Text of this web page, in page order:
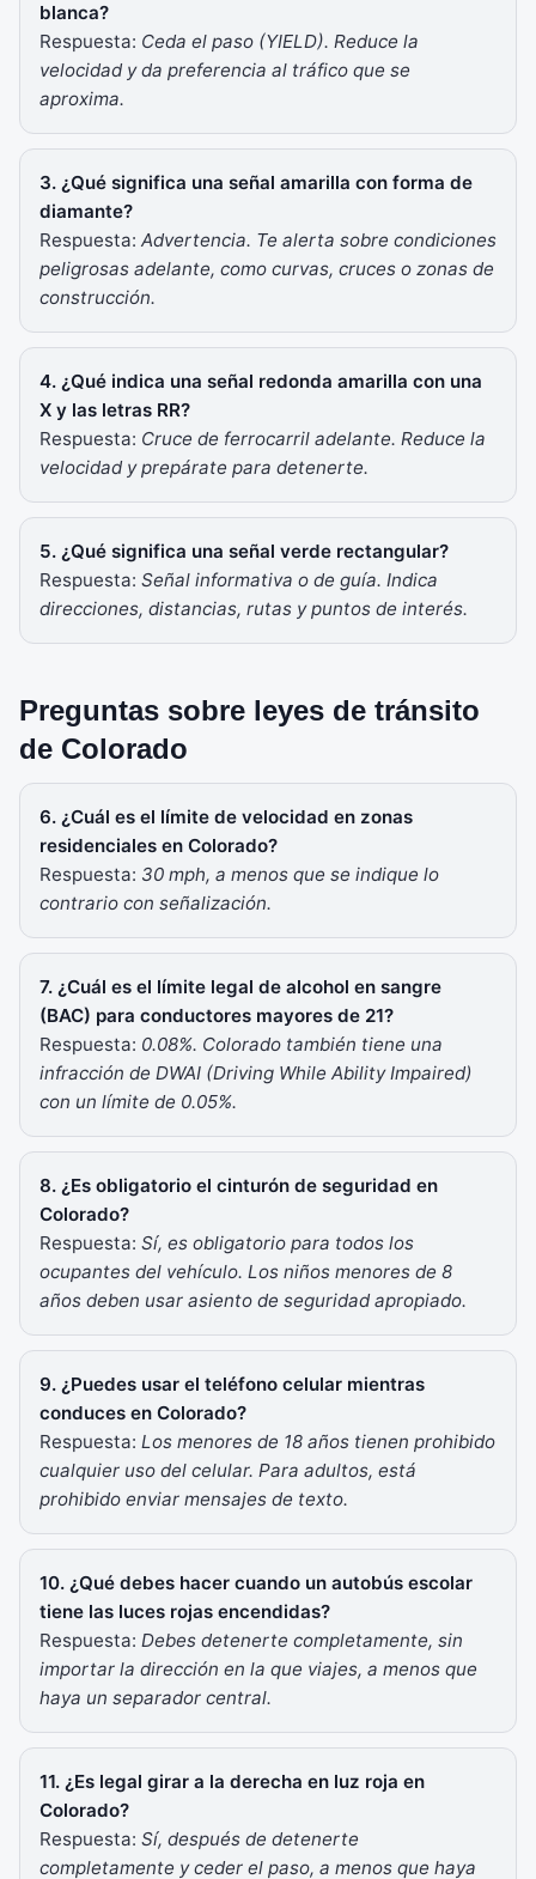
blanca?
Respuesta: Ceda el paso (YIELD). Reduce la
velocidad y da preferencia al tráfico que se
aproxima.
3. ¿Qué significa una señal amarilla con forma de
diamante?
Respuesta: Advertencia. Te alerta sobre condiciones
peligrosas adelante, como curvas, cruces o zonas de
construcción.
4. ¿Qué indica una señal redonda amarilla con una
X y las letras RR?
Respuesta: Cruce de ferrocarril adelante. Reduce la
velocidad y prepárate para detenerte.
5. ¿Qué significa una señal verde rectangular?
Respuesta: Señal informativa o de guía. Indica
direcciones, distancias, rutas y puntos de interés.
Preguntas sobre leyes de tránsito
de Colorado
6. ¿Cuál es el límite de velocidad en zonas
residenciales en Colorado?
Respuesta: 30 mph, a menos que se indique lo
contrario con señalización.
7. ¿Cuál es el límite legal de alcohol en sangre
(BAC) para conductores mayores de 21?
Respuesta: 0.08%. Colorado también tiene una
infracción de DWAI (Driving While Ability Impaired)
con un límite de 0.05%.
8. ¿Es obligatorio el cinturón de seguridad en
Colorado?
Respuesta: Sí, es obligatorio para todos los
ocupantes del vehículo. Los niños menores de 8
años deben usar asiento de seguridad apropiado.
9. ¿Puedes usar el teléfono celular mientras
conduces en Colorado?
Respuesta: Los menores de 18 años tienen prohibido
cualquier uso del celular. Para adultos, está
prohibido enviar mensajes de texto.
10. ¿Qué debes hacer cuando un autobús escolar
tiene las luces rojas encendidas?
Respuesta: Debes detenerte completamente, sin
importar la dirección en la que viajes, a menos que
haya un separador central.
11. ¿Es legal girar a la derecha en luz roja en
Colorado?
Respuesta: Sí, después de detenerte
completamente y ceder el paso, a menos que haya